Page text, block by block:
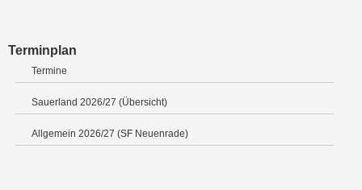
Terminplan
Termine
Sauerland 2026/27 (Übersicht)
Allgemein 2026/27 (SF Neuenrade)